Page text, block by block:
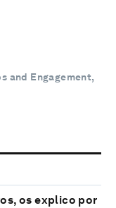
and Engagement,
os explico por